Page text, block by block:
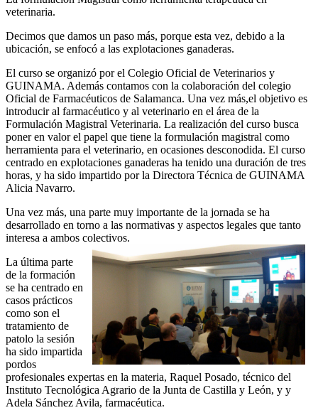
veterinaria.
Decimos que damos un paso más, porque esta vez, debido a la
ubicación, se enfocó a las explotaciones ganaderas.
El curso se organizó por el Colegio Oficial de Veterinarios y
GUINAMA. Además contamos con la colaboración del colegio
Oficial de Farmacéuticos de Salamanca. Una vez más,el objetivo es
introducir al farmacéutico y al veterinario en el área de la
Formulación Magistral Veterinaria. La realización del curso busca
poner en valor el papel que tiene la formulación magistral como
herramienta para el veterinario, en ocasiones desconodida. El curso
centrado en explotaciones ganaderas ha tenido una duración de tres
horas, y ha sido impartido por la Directora Técnica de GUINAMA
Alicia Navarro.
Una vez más, una parte muy importante de la jornada se ha
desarrollado en torno a las normativas y aspectos legales que tanto
interesa a ambos colectivos.
La última parte
de la formación
se ha centrado en
casos prácticos
como son el
tratamiento de
patolo la sesión
ha sido impartida
pordos
profesionales expertas en la materia, Raquel Posado, técnico del
Instituto Tecnológica Agrario de la Junta de Castilla y León, y y
Adela Sánchez Avila, farmacéutica.